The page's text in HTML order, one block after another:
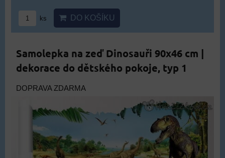
ks DO KOŠÍKU
Samolepka na zeď Dinosauři 90x46 cm |
dekorace do dětského pokoje, typ 1
DOPRAVA ZDARMA